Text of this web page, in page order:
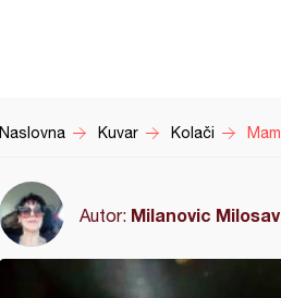
Naslovna Kuvar Kolači
Autor: Milanovic